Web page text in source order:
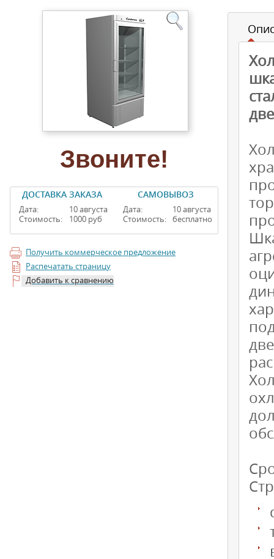
Звоните!
ДОСТАВКА ЗАКАЗА
Дата:
Стоимость:
10 августа
1000 руб
САМОВЫВОЗ
Дата:
Стоимость:
10 августа
бесплатно
Получить коммерческое предложение
Распечатать страницу
Добавить к сравнению